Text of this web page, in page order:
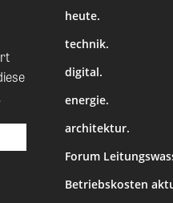
heute.
technik.
digital.
energie.
architektur.
Forum
Betriebskosten